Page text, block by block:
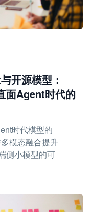
开源模型：
面Agent时代的
时代模型的
模态融合提升
侧小模型的可